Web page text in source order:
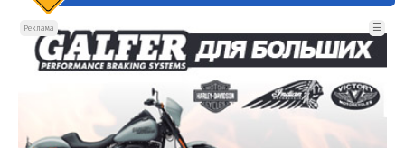
Реклама ☰